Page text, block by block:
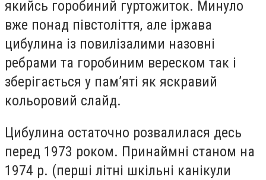
якийсь горобиний гуртожиток. Минуло
вже понад півстоліття, але іржава
цибулина із повилізалими назовні
ребрами та горобиним вереском так і
зберігається у пам’яті як яскравий
кольоровий слайд.
Цибулина остаточно розвалилася десь
перед 1973 роком. Принаймні станом на
1974 р. (перші літні шкільні канікули